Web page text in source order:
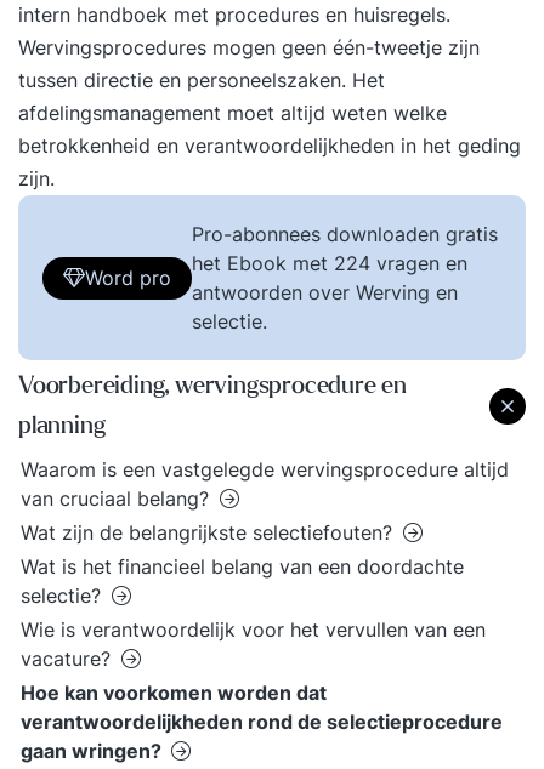
intern handboek met procedures en huisregels.
Wervingsprocedures mogen geen één-tweetje zijn
tussen directie en personeelszaken. Het
afdelingsmanagement moet altijd weten welke
betrokkenheid en verantwoordelijkheden in het geding
zijn.
Word pro
Pro-abonnees downloaden gratis
het Ebook met 224 vragen en
antwoorden over Werving en
selectie.
Voorbereiding, wervingsprocedure en
planning
Waarom is een vastgelegde wervingsprocedure altijd
van cruciaal belang?
Wat zijn de belangrijkste selectiefouten?
Wat is het financieel belang van een doordachte
selectie?
Wie is verantwoordelijk voor het vervullen van een
vacature?
Hoe kan voorkomen worden dat
verantwoordelijkheden rond de selectieprocedure
gaan wringen?